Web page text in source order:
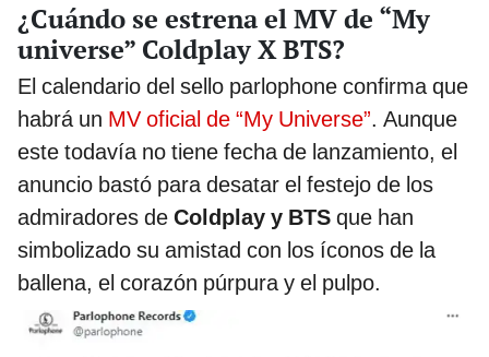
¿Cuándo se estrena el MV de “My
universe” Coldplay X BTS?
El calendario del sello parlophone confirma que
habrá un MV oficial de “My Universe”. Aunque
este todavía no tiene fecha de lanzamiento, el
anuncio bastó para desatar el festejo de los
admiradores de Coldplay y BTS que han
simbolizado su amistad con los íconos de la
ballena, el corazón púrpura y el pulpo.